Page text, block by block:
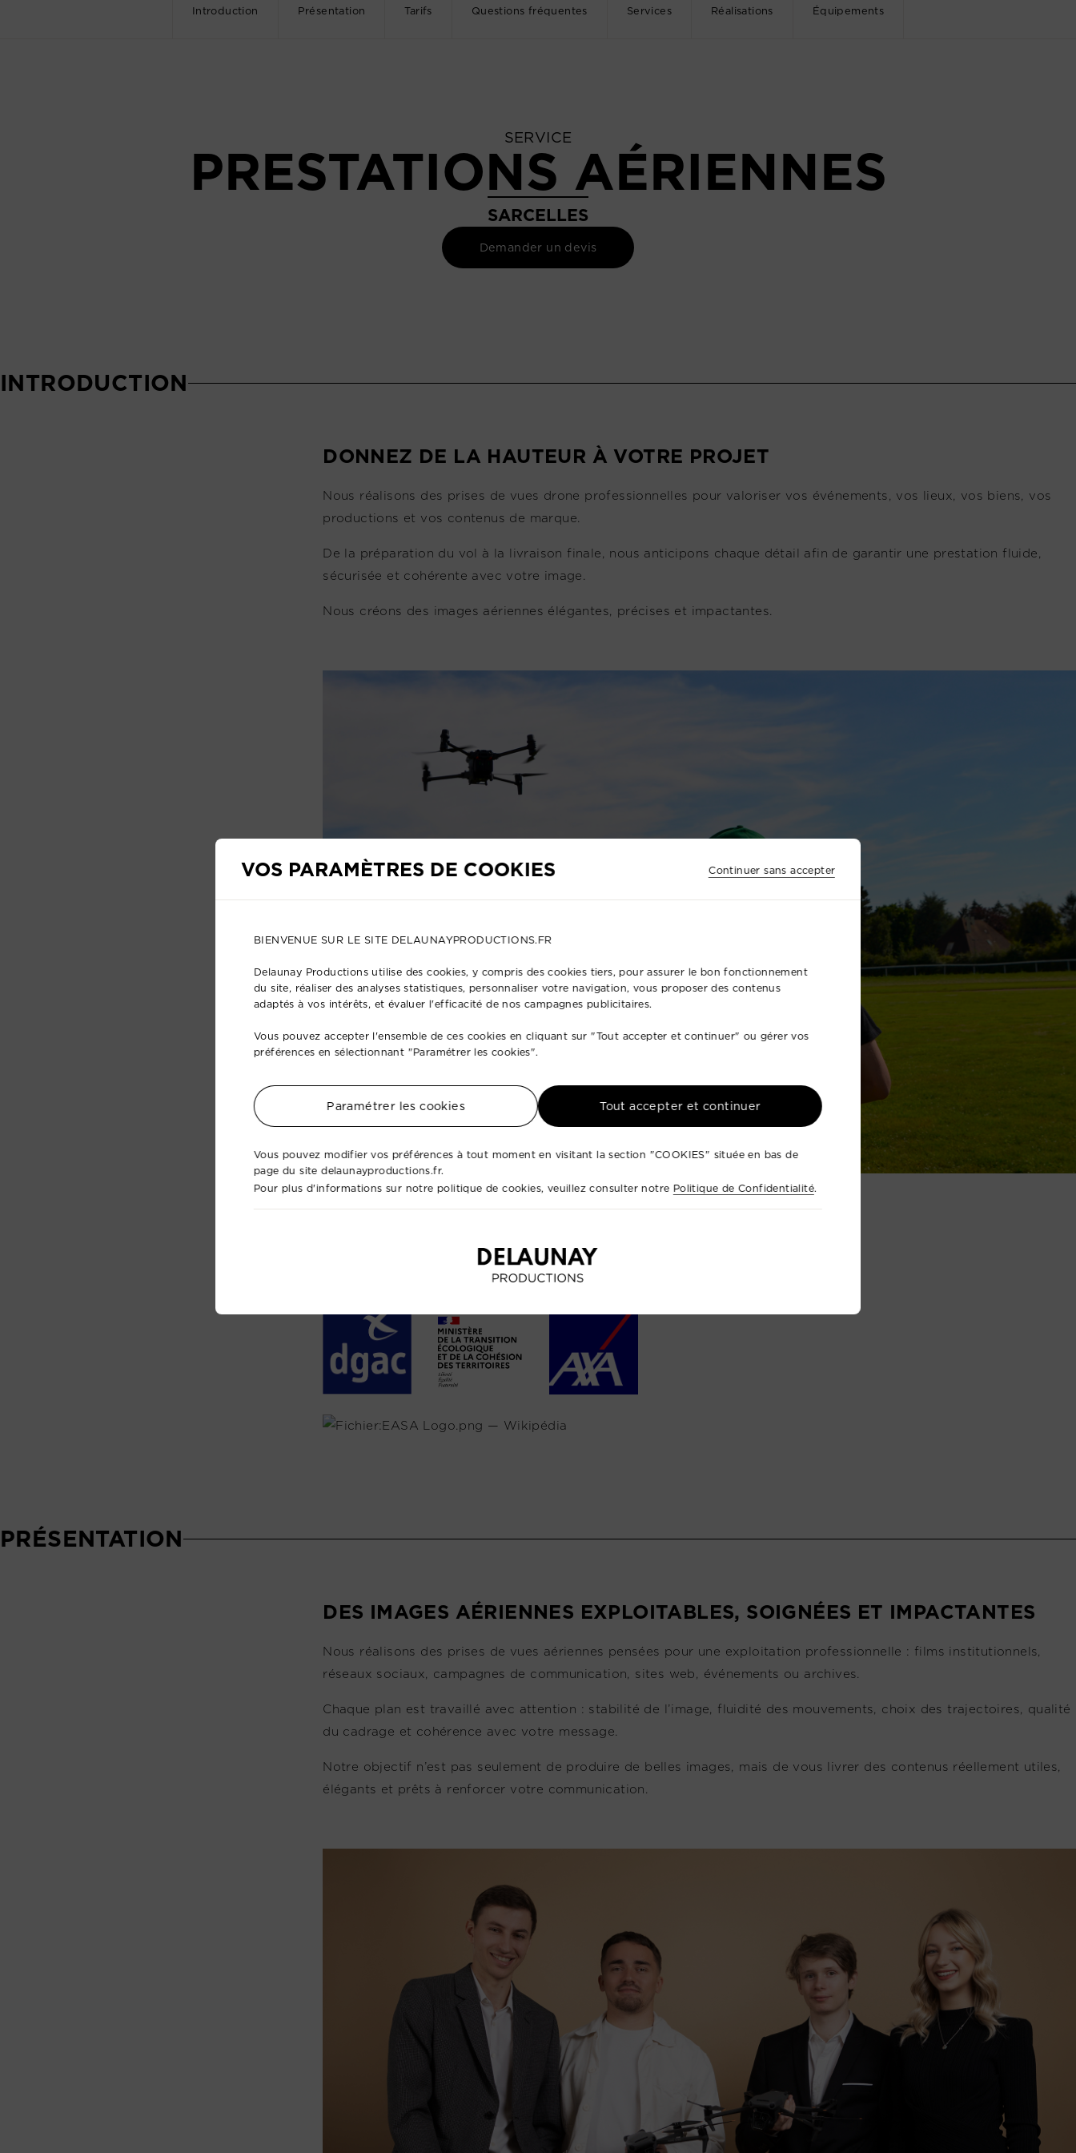
Introduction Présentation Tarifs Questions fréquentes Services Réalisations Équipements
SERVICE
PRESTATIONS AÉRIENNES
SARCELLES
Demander un devis
INTRODUCTION
DONNEZ DE LA HAUTEUR À VOTRE PROJET
Nous réalisons des prises de vues drone professionnelles pour valoriser vos événements, vos lieux, vos biens, vos
productions et vos contenus de marque.
De la préparation du vol à la livraison finale, nous anticipons chaque détail afin de garantir une prestation fluide,
sécurisée et cohérente avec votre image.
Nous créons des images aériennes élégantes, précises et impactantes.
Numéro d’enregistrement d’exploitant UAS :
PRÉSENTATION
DES IMAGES AÉRIENNES EXPLOITABLES, SOIGNÉES ET IMPACTANTES
Nous réalisons des prises de vues aériennes pensées pour une exploitation professionnelle : films institutionnels,
réseaux sociaux, campagnes de communication, sites web, événements ou archives.
Chaque plan est travaillé avec attention : stabilité de l’image, fluidité des mouvements, choix des trajectoires, qualité
du cadrage et cohérence avec votre message.
Notre objectif n’est pas seulement de produire de belles images, mais de vous livrer des contenus réellement utiles,
élégants et prêts à renforcer votre communication.
VOS PARAMÈTRES DE COOKIES Continuer sans accepter
BIENVENUE SUR LE SITE DELAUNAYPRODUCTIONS.FR
Delaunay Productions utilise des cookies, y compris des cookies tiers, pour assurer le bon fonctionnement
du site, réaliser des analyses statistiques, personnaliser votre navigation, vous proposer des contenus
adaptés à vos intérêts, et évaluer l'efficacité de nos campagnes publicitaires.
Vous pouvez accepter l'ensemble de ces cookies en cliquant sur "Tout accepter et continuer" ou gérer vos
préférences en sélectionnant "Paramétrer les cookies".
Paramétrer les cookies Tout accepter et continuer
Vous pouvez modifier vos préférences à tout moment en visitant la section "COOKIES" située en bas de
page du site delaunayproductions.fr.
Pour plus d'informations sur notre politique de cookies, veuillez consulter notre Politique de Confidentialité.